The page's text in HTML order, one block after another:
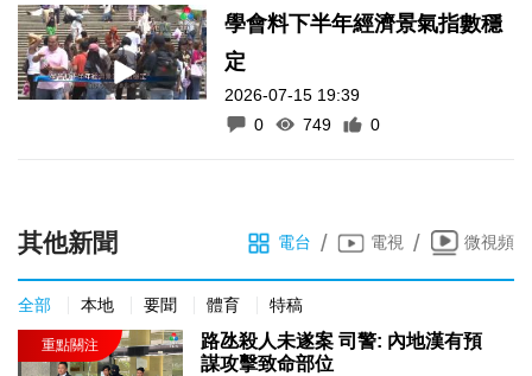
學會料下半年經濟景氣指數穩
定
2026-07-15 19:39
0
749 0
其他新聞 電台 / 電視 / 微視頻
全部 本地 要聞 體育 特稿
路氹殺人未遂案 司警: 內地漢有預
謀攻擊致命部位